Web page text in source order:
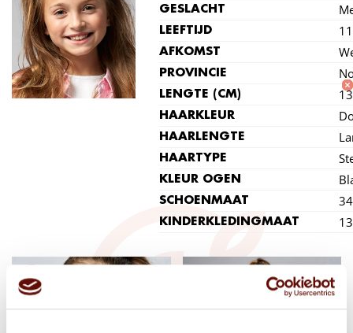
GESLACHT
LEEFTIJD 11
AFKOMST
PROVINCIE
LENGTE (CM)
HAARKLEUR
HAARLENGTE
HAARTYPE
KLEUR OGEN
SCHOENMAAT 34
KINDERKLEDINGMAAT